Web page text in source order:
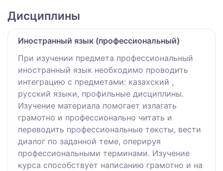
Дисциплины
Иностранный язык (профессиональный)
При изучении предмета профессиональный
иностранный язык необходимо проводить
интеграцию с предметами: казахский ,
русский языки, профильные дисциплины.
Изучение материала помогает излагать
грамотно и профессионально читать и
переводить профессиональные тексты, вести
диалог по заданной теме, оперируя
профессиональными терминами. Изучение
курса способствует написанию грамотно и на